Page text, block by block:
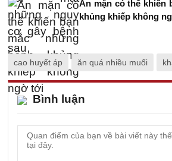
Ăn mặn có thể khiến
khủng khiếp không
cao huyết áp ăn quá nhiều muối
Bình luận